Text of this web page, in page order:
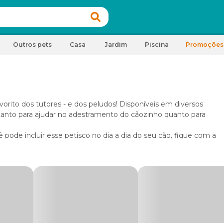
Outros pets Casa Jardim Piscina Promoções
dos tutores - e dos peludos! Disponíveis em diversos
para ajudar no adestramento do cãozinho quanto para
incluir esse petisco no dia a dia do seu cão, fique com a